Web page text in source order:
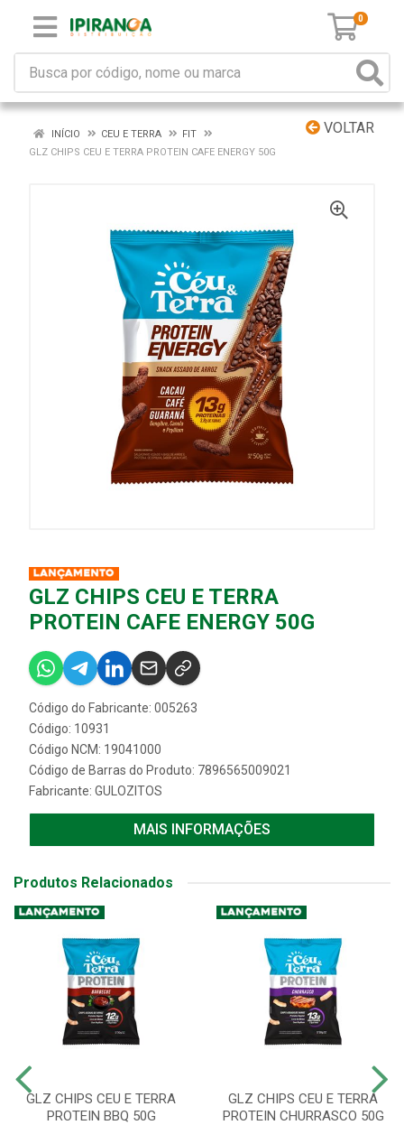
0
VOLTAR
INÍCIO CEU E TERRA
FIT
GLZ CHIPS CEU E TERRA PROTEIN CAFE ENERGY 50G
GLZ CHIPS CEU E TERRA
PROTEIN CAFE ENERGY 50G
Código do Fabricante: 005263
Código: 10931
Código NCM: 19041000
Código de Barras do Produto: 7896565009021
Fabricante: GULOZITOS
MAIS INFORMAÇÕES
Produtos Relacionados
GLZ CHIPS CEU E TERRA
PROTEIN BBQ 50G
GLZ CHIPS CEU E TERRA
PROTEIN CHURRASCO 50G